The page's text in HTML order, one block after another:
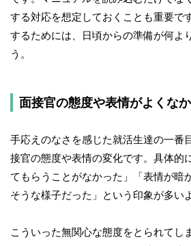
する対応を想定しておくことも重要で
するためには、日頃からの準備が何よ
う。
面接官の態度や表情がよくな
手応えのなさを感じた就活生達の一番
接官の態度や表情の変化です。具体的
てもらうことがなかった」「表情が暗
そうな様子だった」という印象が多い
こういった無関心な態度をとられてし